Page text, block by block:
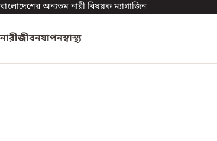
বাংলাদেশের অন্যতম নারী বিষয়ক ম্যাগাজিন
নারীজীবনযাপনস্বাস্থ্য